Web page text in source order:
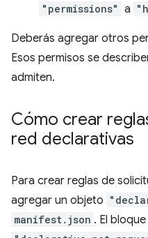
"permissions" a
Deberás agregar otros
Esos permisos se
admiten.
Cómo crear
red declarativas
Para crear reglas de
agregar un objeto
manifest.json . El bloque